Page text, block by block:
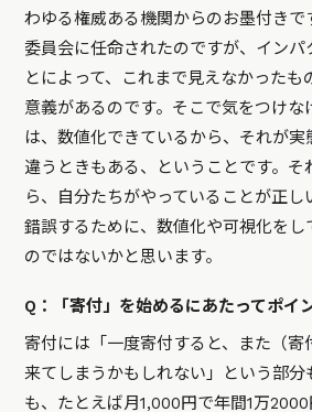
わゆる権威ある機関からのお墨付きで
委員会に任命されたのですが、インパ
とによって、これまで見えなかったも
意義があるのです。そこで気をつけな
は、数値化できているから、それが実
違うときもある、ということです。そ
ら、自分たちがやっていることが正
錯誤するために、数値化や可視化を
のではないかと思います。
Q：「寄付」を始めるにあたってポイ
寄付には「一度寄付すると、また（寄
来てしまうかもしれない」という部分
も、たとえば月1,000円で年間1万